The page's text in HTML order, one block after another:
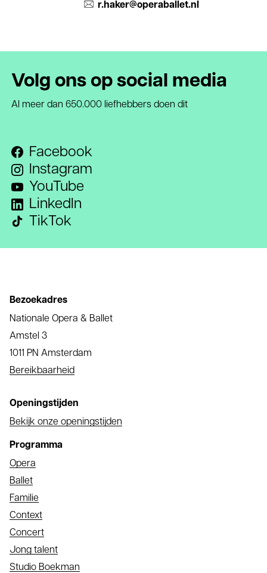
r.haker@operaballet.nl
Volg ons op social media
Al meer dan 650.000 liefhebbers doen dit
Facebook
Instagram
YouTube
LinkedIn
TikTok
Bezoekadres
Nationale Opera & Ballet
Amstel 3
1011 PN Amsterdam
Bereikbaarheid
Openingstijden
Bekijk onze openingstijden
Programma
Opera
Ballet
Familie
Context
Concert
Jong talent
Studio Boekman